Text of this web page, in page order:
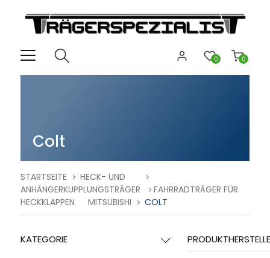
0
0
Colt
STARTSEITE
HECK- UND
ANHÄNGERKUPPLUNGSTRÄGER
FAHRRADTRÄGER FÜR
HECKKLAPPEN
MITSUBISHI COLT
KATEGORIE